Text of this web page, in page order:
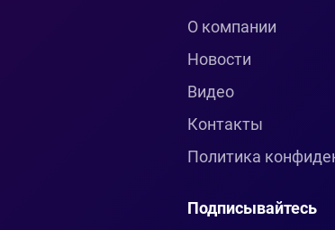
О компании
Новости
Видео
Контакты
Политика
Подписывайтесь